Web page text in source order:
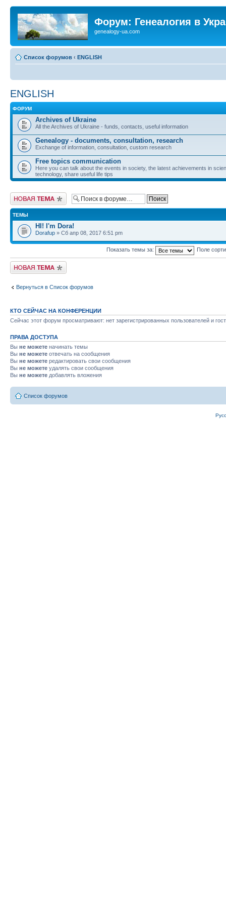
Форум: Генеалогия в
genealogy-ua.com
Список форумов ‹ ENGLISH
ENGLISH
ФОРУМ
Archives of Ukraine
All the Archives of Ukraine - funds, contacts, useful information
Genealogy - documents, consultation, research
Exchange of information, consultation, custom research
Free topics communication
Here you can talk about the events in society, the latest achievements in
technology, share useful life tips
Новая тема
ТЕМЫ
HI! I'm Dora!
Dorafup » Сб апр 08, 2017 6:51 pm
Показать темы за: Поле
Новая тема
Вернуться в Список форумов
КТО СЕЙЧАС НА КОНФЕРЕНЦИИ
Сейчас этот форум просматривают: нет зарегистрированных пользователей и
ПРАВА ДОСТУПА
Вы не можете начинать темы
Вы не можете отвечать на сообщения
Вы не можете редактировать свои сообщения
Вы не можете удалять свои сообщения
Вы не можете добавлять вложения
Список форумов